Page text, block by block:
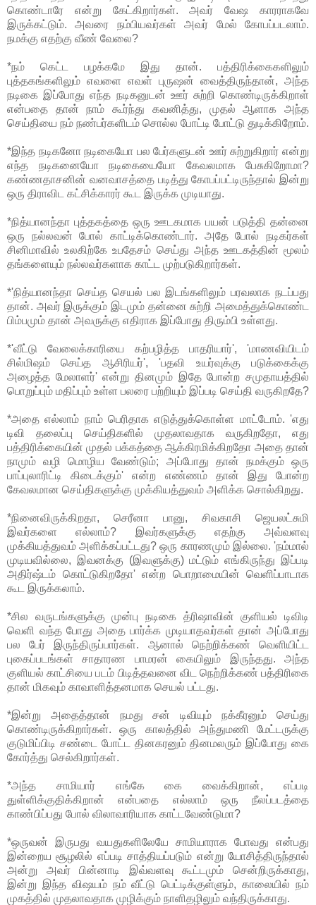
கொண்டாரே என்று கேட்கிறார்கள். அவர் வேஷ காரராகவே
இருக்கட்டும். அவரை நம்பியவர்கள் அவர் மேல் கோபப்படலாம்.
நமக்கு எதற்கு வீண் வேலை?
*நம் கெட்ட பழக்கமே இது தான். பத்திரிக்கைகளிலும்
புத்தகங்களிலும் எவளை எவள் புருஷன் வைத்திருந்தான், அந்த
நடிகை இப்போது எந்த நடிகனுடன் ஊர் சுற்றி கொண்டிருக்கிறாள்
என்பதை தான் நாம் கூர்ந்து கவனித்து, முதல் ஆளாக அந்த
செய்தியை நம் நண்பர்களிடம் சொல்ல போட்டி போட்டு துடிக்கிறோம்.
*இந்த நடிகனோ நடிகையோ பல பேர்களுடன் ஊர் சுற்றுகிறார் என்று
எந்த நடிகனையோ நடிகையையோ கேவலமாக பேசுகிறோமா?
கண்ணதாசனின் வனவாசத்தை படித்து கோபப்பட்டிருந்தால் இன்று
ஒரு திராவிட கட்சிக்காரர் கூட இருக்க முடியாது.
*நித்யானந்தா புத்தகத்தை ஒரு ஊடகமாக பயன் படுத்தி தன்னை
ஒரு நல்லவன் போல் காட்டிக்கொண்டார். அதே போல் நடிகர்கள்
சினிமாவில் உலகிற்கே உபதேசம் செய்து அந்த ஊடகத்தின் மூலம்
தங்களையும் நல்லவர்களாக காட்ட முற்படுகிறார்கள்.
*'நித்யானந்தா செய்த செயல் பல இடங்களிலும் பரவலாக நடப்பது
தான். அவர் இருக்கும் இடமும் தன்னை சுற்றி அமைத்துக்கொண்ட
பிம்பமும் தான் அவருக்கு எதிராக இப்போது திரும்பி உள்ளது.
*'வீட்டு வேலைக்காரியை கற்பழித்த பாதரியார்', 'மாணவியிடம்
சில்மிஷம் செய்த ஆசிரியர்', 'பதவி உயர்வுக்கு படுக்கைக்கு
அழைத்த மேலாளர்' என்று தினமும் இதே போன்ற சமுதாயத்தில்
பொறுப்பும் மதிப்பும் உள்ள பலரை பற்றியும் இப்படி செய்தி வருகிறதே?
*அதை எல்லாம் நாம் பெரிதாக எடுத்துக்கொள்ள மாட்டோம். 'எது
டிவி தலைப்பு செய்திகளில் முதலாவதாக வருகிறதோ, எது
பத்திரிக்கையின் முதல் பக்கத்தை ஆக்கிரமிக்கிறதோ அதை தான்
நாமும் வழி மொழிய வேண்டும்; அப்போது தான் நமக்கும் ஒரு
பாப்புலாரிட்டி கிடைக்கும்' என்ற எண்ணம் தான் இது போன்ற
கேவலமான செய்திகளுக்கு முக்கியத்துவம் அளிக்க சொல்கிறது.
*நினைவிருக்கிறதா, செரீனா பானு, சிவகாசி ஜெயலட்சுமி
இவர்களை எல்லாம்? இவர்களுக்கு எதற்கு அவ்வளவு
முக்கியத்துவம் அளிக்கப்பட்டது? ஒரு காரணமும் இல்லை. 'நம்மால்
முடியவில்லை, இவனக்கு (இவளுக்கு) மட்டும் எங்கிருந்து இப்படி
அதிர்ஷ்டம் கொட்டுகிறதோ' என்ற பொறாமையின் வெளிப்பாடாக
கூட இருக்கலாம்.
*சில வருடங்களுக்கு முன்பு நடிகை த்ரிஷாவின் குளியல் டிவிடி
வெளி வந்த போது அதை பார்க்க முடியாதவர்கள் தான் அப்போது
பல பேர் இருந்திருப்பார்கள். ஆனால் நெற்றிக்கண் வெளியிட்ட
புகைப்படங்கள் சாதாரண பாமரன் கையிலும் இருந்தது. அந்த
குளியல் காட்சியை படம் பிடித்தவனை விட நெற்றிக்கண் பத்திரிகை
தான் மிகவும் காவாளித்தனமாக செயல் பட்டது.
*இன்று அதைத்தான் நமது சன் டிவியும் நக்கீரனும் செய்து
கொண்டிருக்கிறார்கள். ஒரு காலத்தில் அந்துமணி மேட்டருக்கு
குடுமிப்பிடி சண்டை போட்ட தினகரனும் தினமலரும் இப்போது கை
கோர்த்து செல்கிறார்கள்.
*அந்த சாமியார் எங்கே கை வைக்கிறான், எப்படி
துள்ளிக்குதிக்கிறான் என்பதை எல்லாம் ஒரு நீலப்படத்தை
காண்பிப்பது போல் விலாவாரியாக காட்டவேண்டுமா?
*ஒருவன் இருபது வயதுகளிலேயே சாமியாராக போவது என்பது
இன்றைய சூழலில் எப்படி சாத்தியப்படும் என்று யோசித்திருந்தால்
அன்று அவர் பின்னாடி இவ்வளவு கூட்டமும் சென்றிருக்காது,
இன்று இந்த விஷயம் நம் வீட்டு பெட்டிக்குள்ளும், காலையில் நம்
முகத்தில் முதலாவதாக முழிக்கும் நாளிதழிலும் வந்திருக்காது.